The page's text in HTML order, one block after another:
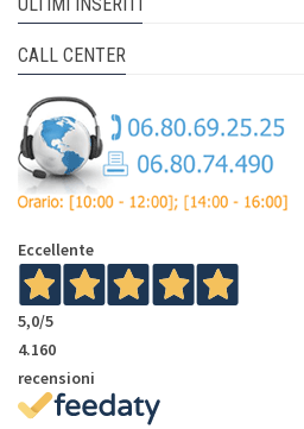
CALL CENTER
Eccellente
5,0/5
4.160
recensioni